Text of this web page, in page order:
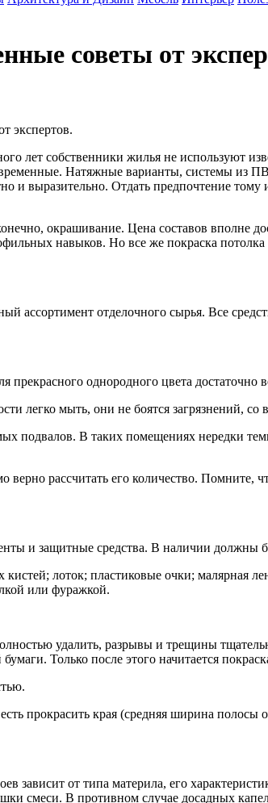
советы от
экспертов.
лет собственники жилья не используют
Натяжные варианты, системы из
и выразительно. Отдать предпочтение
окрашивание. Цена составов вполне
навыков. Но все же покраска
ассортимент отделочного сырья. Все
однородного цвета достаточно
легко мыть, они не боятся загрязнений, со
подвалов. В таких помещениях нередки
рассчитать его количество. Помните,
и защитные средства. В наличии должны
лоток; пластиковые очки; малярная
или фуражкой.
удалить, разрывы и трещины
Только после этого начитается
прокрасить края (средняя ширина
зависит от типа материла, его
смеси. В противном случае досадных